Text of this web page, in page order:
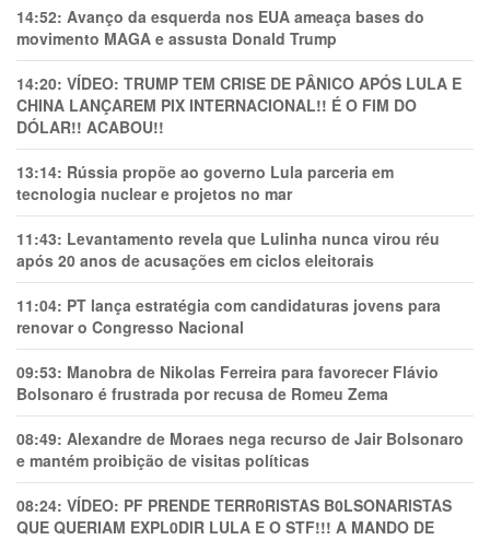
14:52: Avanço da esquerda nos EUA ameaça bases do
movimento MAGA e assusta Donald Trump
14:20: VÍDEO: TRUMP TEM CRlSE DE PÂNlCO APÓS LULA E
CHINA LANÇAREM PIX INTERNACIONAL!! É O FIM DO
DÓLAR!! ACABOU!!
13:14: Rússia propõe ao governo Lula parceria em
tecnologia nuclear e projetos no mar
11:43: Levantamento revela que Lulinha nunca virou réu
após 20 anos de acusações em ciclos eleitorais
11:04: PT lança estratégia com candidaturas jovens para
renovar o Congresso Nacional
09:53: Manobra de Nikolas Ferreira para favorecer Flávio
Bolsonaro é frustrada por recusa de Romeu Zema
08:49: Alexandre de Moraes nega recurso de Jair Bolsonaro
e mantém proibição de visitas políticas
08:24: VÍDEO: PF PRENDE TERR0RlSTAS B0LSONARlSTAS
QUE QUERIAM EXPL0DlR LULA E O STF!!! A MANDO DE